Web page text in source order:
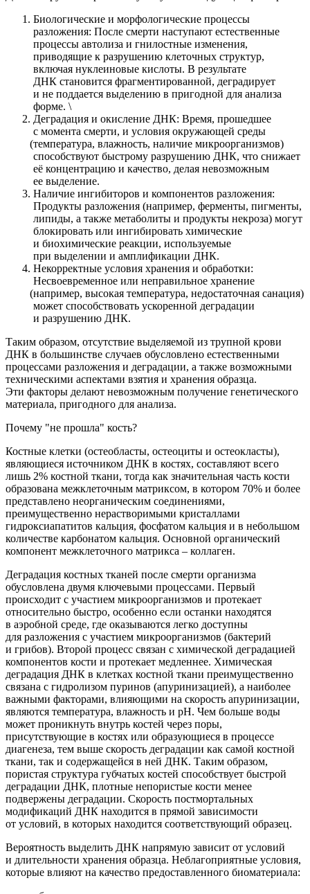
Биологические и морфологические процессы
разложения: После смерти наступают естественные
процессы автолиза и гнилостные изменения,
приводящие к разрушению клеточных структур,
включая нуклеиновые кислоты. В результате
ДНК становится фрагментированной, деградирует
и не поддается выделению в пригодной для анализа
форме. \
Деградация и окисление ДНК: Время, прошедшее
с момента смерти, и условия окружающей среды
(температура, влажность, наличие микроорганизмов)
способствуют быстрому разрушению ДНК, что снижает
её концентрацию и качество, делая невозможным
ее выделение.
Наличие ингибиторов и компонентов разложения:
Продукты разложения (например, ферменты, пигменты,
липиды, а также метаболиты и продукты некроза) могут
блокировать или ингибировать химические
и биохимические реакции, используемые
при выделении и амплификации ДНК.
Некорректные условия хранения и обработки:
Несвоевременное или неправильное хранение
(например, высокая температура, недостаточная санация)
может способствовать ускоренной деградации
и разрушению ДНК.
Таким образом, отсутствие выделяемой из трупной крови
ДНК в большинстве случаев обусловлено естественными
процессами разложения и деградации, а также возможными
техническими аспектами взятия и хранения образца.
Эти факторы делают невозможным получение генетического
материала, пригодного для анализа.
Почему "не прошла" кость?
Костные клетки (остеобласты, остеоциты и остеокласты),
являющиеся источником ДНК в костях, составляют всего
лишь 2% костной ткани, тогда как значительная часть кости
образована межклеточным матриксом, в котором 70% и более
представлено неорганическим соединениями,
преимущественно нерастворимыми кристаллами
гидроксиапатитов кальция, фосфатом кальция и в небольшом
количестве карбонатом кальция. Основной органический
компонент межклеточного матрикса – коллаген.
Деградация костных тканей после смерти организма
обусловлена двумя ключевыми процессами. Первый
происходит с участием микроорганизмов и протекает
относительно быстро, особенно если останки находятся
в аэробной среде, где оказываются легко доступны
для разложения с участием микроорганизмов (бактерий
и грибов). Второй процесс связан с химической деградацией
компонентов кости и протекает медленнее. Химическая
деградация ДНК в клетках костной ткани преимущественно
связана с гидролизом пуринов (апуринизацией), а наиболее
важными факторами, влияющими на скорость апуринизации,
являются температура, влажность и рН. Чем больше воды
может проникнуть внутрь костей через поры,
присутствующие в костях или образующиеся в процессе
диагенеза, тем выше скорость деградации как самой костной
ткани, так и содержащейся в ней ДНК. Таким образом,
пористая структура губчатых костей способствует быстрой
деградации ДНК, плотные непористые кости менее
подвержены деградации. Скорость постмортальных
модификаций ДНК находится в прямой зависимости
от условий, в которых находится соответствующий образец.
Вероятность выделить ДНК напрямую зависит от условий
и длительности хранения образца. Неблагоприятные условия,
которые влияют на качество предоставленного биоматериала: